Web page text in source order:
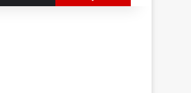
for